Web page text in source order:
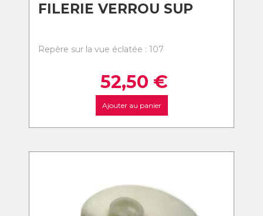
FILERIE VERROU SUP
Repère sur la vue éclatée : 107
52,50 €
Ajouter au panier